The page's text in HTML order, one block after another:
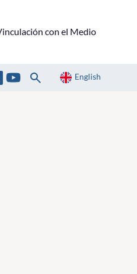
con el Medio
English